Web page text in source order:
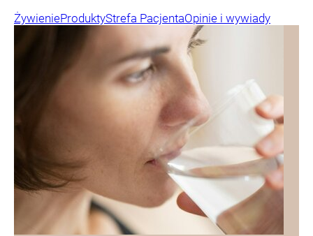
ŻywienieProduktyStrefa PacjentaOpinie i wywiady